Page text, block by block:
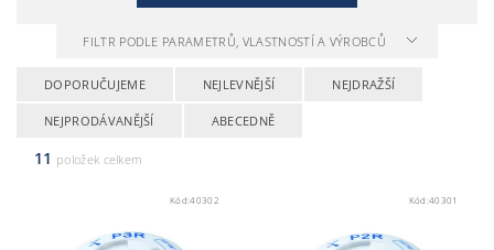
FILTR PODLE PARAMETRŮ, VLASTNOSTÍ A VÝROBCŮ
DOPORUČUJEME NEJLEVNĚJŠÍ NEJDRAŽŠÍ
NEJPRODÁVANĚJŠÍ ABECEDNĚ
11 položek celkem
Kód:40302 Kód: 40301